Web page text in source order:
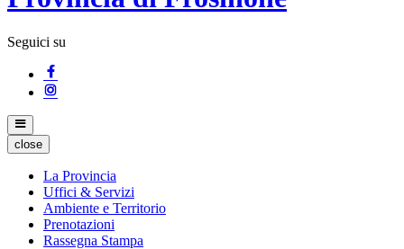
Seguici su
close
La Provincia
Uffici & Servizi
Ambiente e Territorio
Prenotazioni
Rassegna Stampa